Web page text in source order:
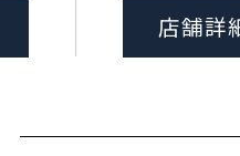
店舗詳